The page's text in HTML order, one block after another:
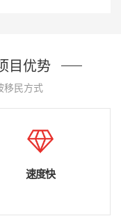
目优势
移民方式
速度快